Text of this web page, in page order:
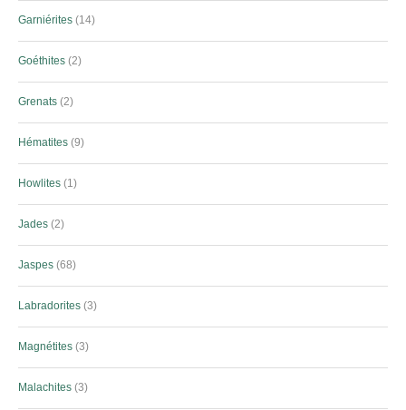
Garniérites 14
Goéthites 2
Grenats 2
Hématites 9
Howlites 1
Jades 2
Jaspes 68
Labradorites 3
Magnétites 3
Malachites 3